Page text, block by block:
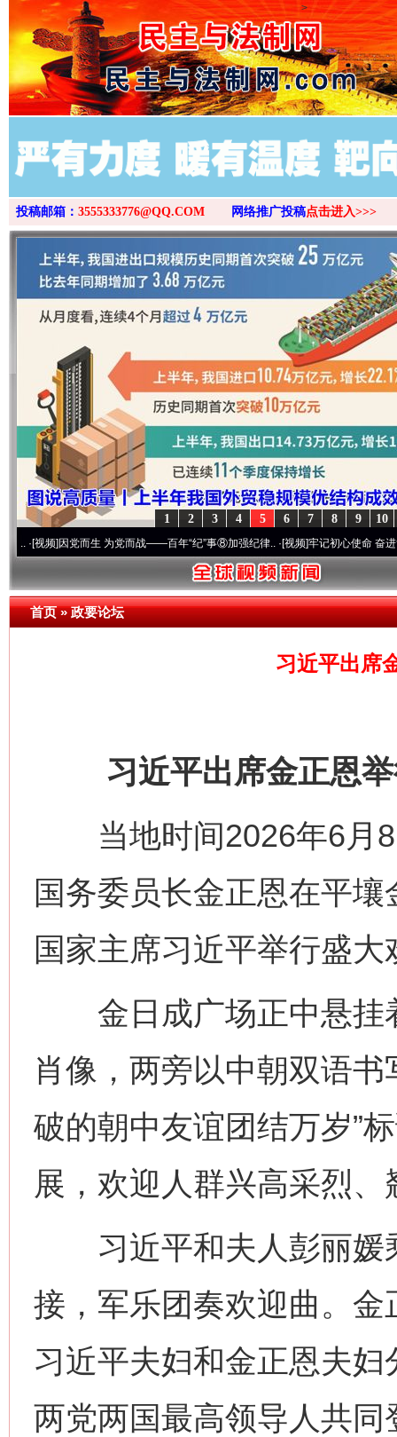
>
投稿邮箱： 3555333776@QQ.COM 网络推广投稿点击进入>>>
10
9
8
7
6
5
4
3
2
1
因党而生 为党而战——百年“纪”事⑧加强纪律..·[视频]牢记初心使命 奋进复兴征程
首页»政要论坛
习近平出席
习近平出席金正恩举
当地时间2026年6月8
国务委员长金正恩在平
国家主席习近平举行盛大
金日成广场正中悬挂
肖像，两旁以中朝双语书
破的朝中友谊团结万岁”
展，欢迎人群兴高采烈、
习近平和夫人彭丽媛
接，军乐团奏欢迎曲。
习近平夫妇和金正恩夫
两党两国最高领导人共